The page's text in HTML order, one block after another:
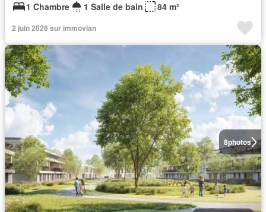
1 Chambre
1 Salle de bain 84 m²
2 juin 2026 sur immovlan
8photos